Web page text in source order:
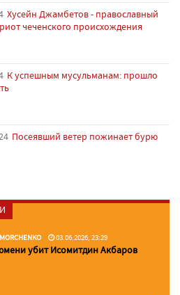
Хусейн Джамбетов - православный
чеченского происхождения
К успешным мусульманам: прошло
Посеявший ветер пожинает бурю
03.06.2026, 23:29
убит Исомитдин Акбаров